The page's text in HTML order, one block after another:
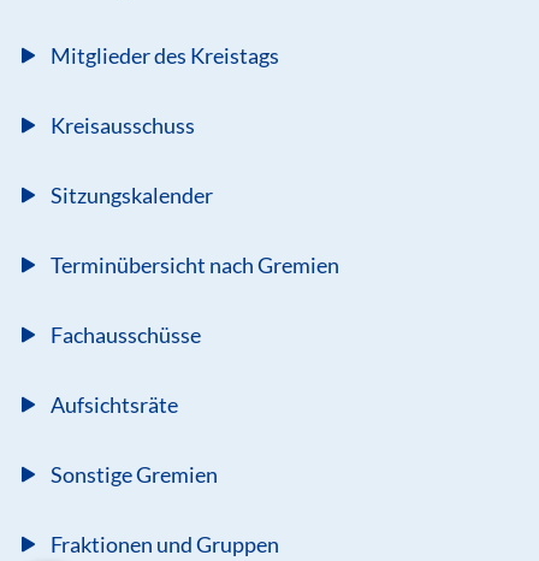
Mitglieder des Kreistags
Kreisausschuss
Sitzungskalender
Terminübersicht nach Gremien
Fachausschüsse
Aufsichtsräte
Sonstige Gremien
Fraktionen und Gruppen